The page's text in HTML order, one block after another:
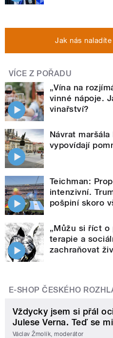
Jak nás
VÍCE Z POŘADU
„Vína na
vinné nápoje.
vinařství?
Návrat
vypovídají
Teichman:
intenzivní.
pošpiní skoro
„Můžu si říct o
terapie a
zachraňovat
E-SHOP ČESKÉHO
Vždycky jsem si přál
Julese Verna. Teď se
Václav Žmolík, moderátor